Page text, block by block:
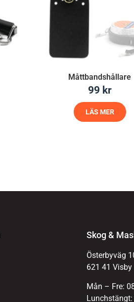
Måttbandshållare
99 kr
LÄS MER
Skog &
Österbyväg
621 41 Visby
Mån – Fre: